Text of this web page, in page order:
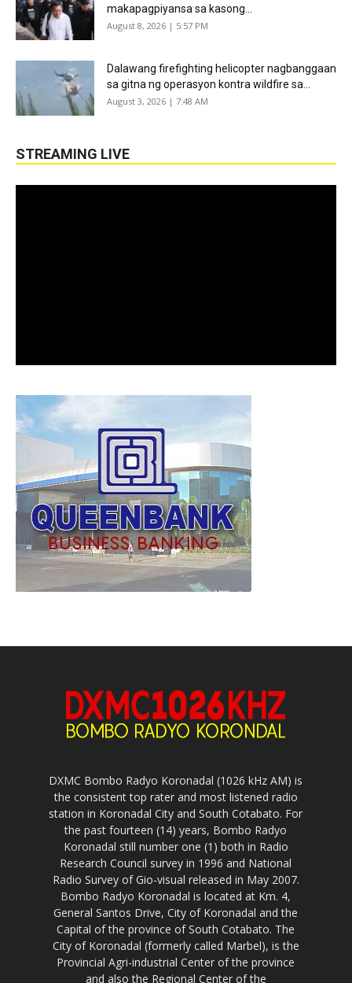
makapagpiyansa sa kasong...
August 8, 2026 | 5:57 PM
Dalawang firefighting helicopter nagbanggaan
sa gitna ng operasyon kontra wildfire sa...
August 3, 2026 | 7:48 AM
STREAMING LIVE
DXMC Bombo Radyo Koronadal (1026 kHz AM) is
the consistent top rater and most listened radio
station in Koronadal City and South Cotabato. For
the past fourteen (14) years, Bombo Radyo
Koronadal still number one (1) both in Radio
Research Council survey in 1996 and National
Radio Survey of Gio-visual released in May 2007.
Bombo Radyo Koronadal is located at Km. 4,
General Santos Drive, City of Koronadal and the
Capital of the province of South Cotabato. The
City of Koronadal (formerly called Marbel), is the
Provincial Agri-industrial Center of the province
and also the Regional Center of the